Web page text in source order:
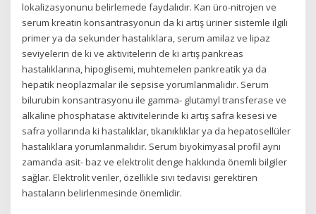
lokalizasyonunu belirlemede faydalıdır. Kan üro-nitrojen ve
serum kreatin konsantrasyonun da ki artış üriner sistemle ilgili
primer ya da sekunder hastalıklara, serum amilaz ve lipaz
seviyelerin de ki ve aktivitelerin de ki artış pankreas
hastalıklarına, hipoglisemi, muhtemelen pankreatik ya da
hepatik neoplazmalar ile sepsise yorumlanmalıdır. Serum
bilurubin konsantrasyonu ile gamma- glutamyl transferase ve
alkaline phosphatase aktivitelerinde ki artış safra kesesi ve
safra yollarında ki hastalıklar, tıkanıklıklar ya da hepatosellüler
hastalıklara yorumlanmalıdır. Serum biyokimyasal profil aynı
zamanda asit- baz ve elektrolit denge hakkında önemli bilgiler
sağlar. Elektrolit veriler, özellikle sıvı tedavisi gerektiren
hastaların belirlenmesinde önemlidir.